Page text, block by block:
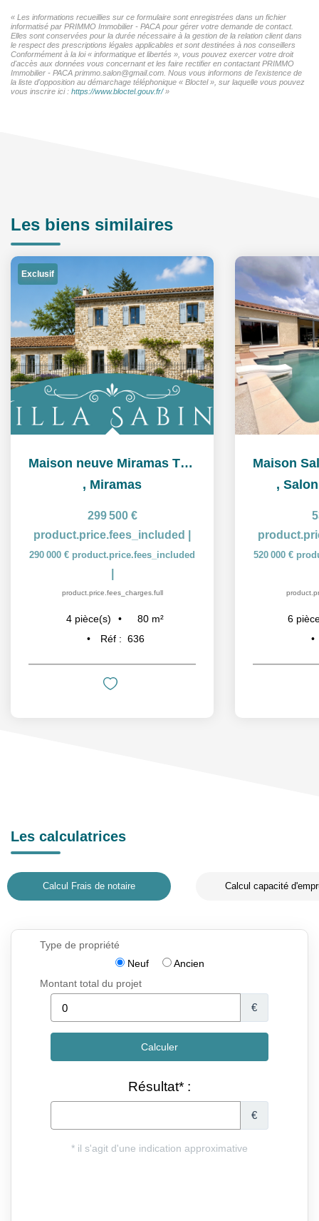
« Les informations recueillies sur ce formulaire sont enregistrées dans un fichier
informatisé par PRIMMO Immobilier - PACA pour gérer votre demande de contact.
Elles sont conservées pour la durée nécessaire à la gestion de la relation client dans
le respect des prescriptions légales applicables et sont destinées à nos conseillers
Conformément à la loi « informatique et libertés », vous pouvez exercer votre droit
d'accès aux données vous concernant et les faire rectifier en contactant PRIMMO
Immobilier - PACA primmo.salon@gmail.com. Nous vous informons de l'existence de
la liste d'opposition au démarchage téléphonique « Bloctel », sur laquelle vous pouvez
vous inscrire ici : https://www.bloctel.gouv.fr/»
Les biens similaires
Exclusif
Maison neuve Miramas T4 80m² avec jardin piscine
, Miramas
299 500 €
product.price.fees_included
290 000 € product.price.fees_included
product.price.fees_charges.full
4 pièce(s) 80 m²
Réf : 636
,
520 000 €
6
Les calculatrices
Calcul Frais de notaire Calcul capacité